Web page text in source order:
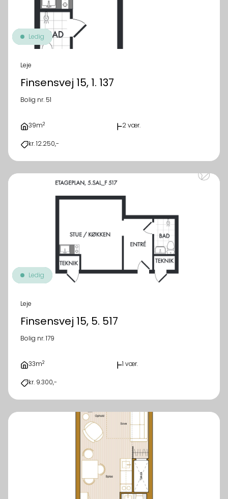
Ledig
Leje
Finsensvej 15, 1. 137
Bolig nr. 51
39m2 2 vær.
kr. 12.250,-
Ledig
Leje
Finsensvej 15, 5. 517
Bolig nr. 179
33m2 1 vær.
kr. 9.300,-